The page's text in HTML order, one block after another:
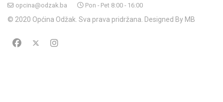
opcina@odzak.ba
Pon - Pet 8:00 - 16:00
© 2020 Općina Odžak. Sva prava pridržana. Designed By MB